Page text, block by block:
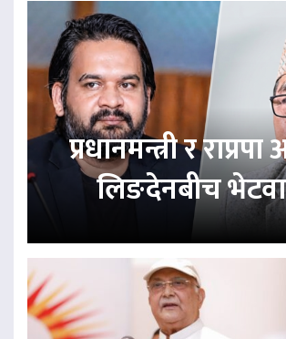
प्रधानमन्त्री र
लिङदेनबीच